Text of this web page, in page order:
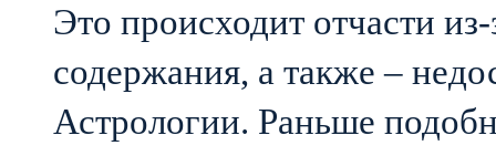
Это происходит отчасти
содержания, а также –
Астрологии. Раньше